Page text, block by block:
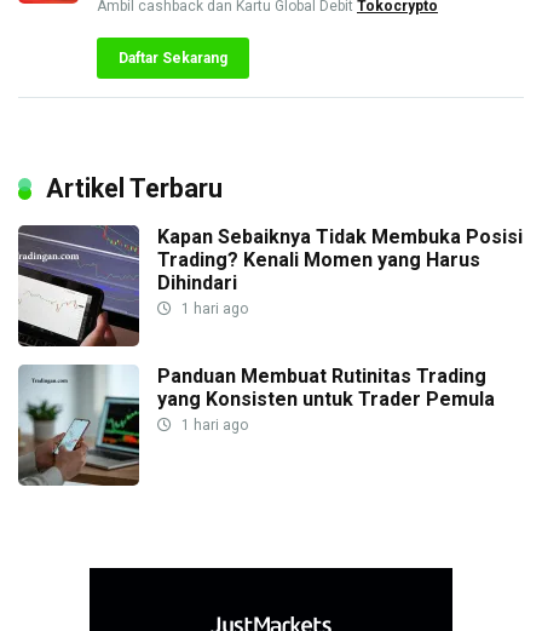
Ambil cashback dan Kartu Global Debit Tokocrypto
Daftar Sekarang
Artikel Terbaru
Kapan Sebaiknya Tidak Membuka Posisi
Trading? Kenali Momen yang Harus
Dihindari
1 hari ago
Panduan Membuat Rutinitas Trading
yang Konsisten untuk Trader Pemula
1 hari ago